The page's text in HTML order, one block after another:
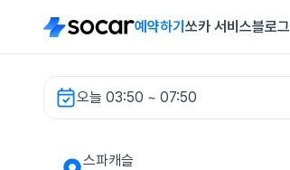
예약하기 쏘카 서비스블로그
오늘 03:50 ~ 07:50
스파캐슬 렌터카
스파캐슬